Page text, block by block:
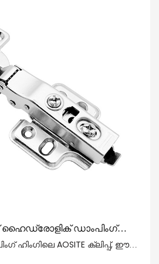
ഹൈഡ്രോളിക് ഡാംപിംഗ്
ഹിംഗിലെ AOSITE ക്ലിപ്പ്, ഈട്,